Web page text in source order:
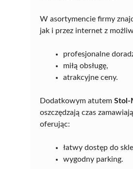
W asortymencie firmy
jak i przez internet z
profesjonalne
miłą obsługę,
atrakcyjne ceny.
Dodatkowym atutem Stol-
oszczędzają czas
oferując:
łatwy dostęp do
wygodny parking.